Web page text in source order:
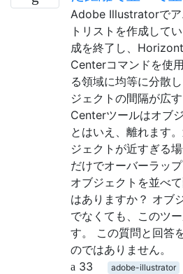
Adobe Illustratorでア
トリストを作成して
成を終了し、
Centerコマンドを使
る領域に均等に分散
ジェクトの間隔が広
Centerツールはオブ
とはいえ、離れます
ジェクトが近すぎる
だけでオーバーラッ
オブジェクトを並べ
はありますか？ オブ
でなくても、このツ
す。 この質問と回答
のではありません。
33
adobe-illustrator